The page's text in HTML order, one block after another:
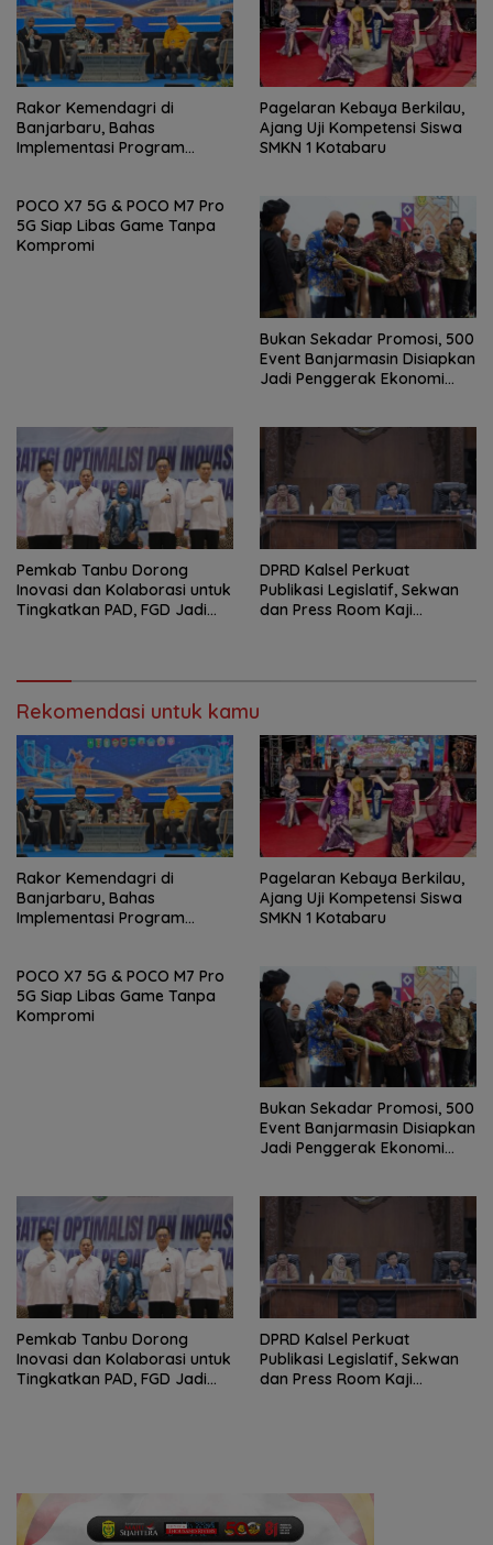
Rakor Kemendagri di
Banjarbaru, Bahas
Implementasi Program
Pagelaran Kebaya Berkilau,
Ajang Uji Kompetensi Siswa
SMKN 1 Kotabaru
POCO X7 5G & POCO M7 Pro
5G Siap Libas Game Tanpa
Kompromi
Bukan Sekadar Promosi, 500
Event Banjarmasin Disiapkan
Jadi Penggerak Ekonomi
Pemkab Tanbu Dorong
Inovasi dan Kolaborasi untuk
Tingkatkan PAD, FGD Jadi
‎DPRD Kalsel Perkuat
Publikasi Legislatif, Sekwan
dan Press Room Kaji
Rekomendasi untuk kamu
Rakor Kemendagri di
Banjarbaru, Bahas
Implementasi Program
Pagelaran Kebaya Berkilau,
Ajang Uji Kompetensi Siswa
SMKN 1 Kotabaru
POCO X7 5G & POCO M7 Pro
5G Siap Libas Game Tanpa
Kompromi
Bukan Sekadar Promosi, 500
Event Banjarmasin Disiapkan
Jadi Penggerak Ekonomi
Pemkab Tanbu Dorong
Inovasi dan Kolaborasi untuk
Tingkatkan PAD, FGD Jadi
‎DPRD Kalsel Perkuat
Publikasi Legislatif, Sekwan
dan Press Room Kaji